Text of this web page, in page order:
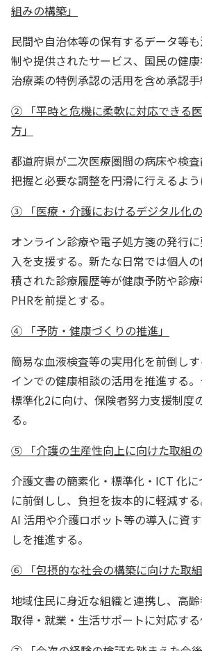
組みの構築」
民間や自治体等の保有するデータ等
制や提供されたサービス、国民の健康
治療薬の特例承認の活用を含め承認手
② 「平時と危機に柔軟に対応できる
方」
都道府県が二次医療圏間の病床や検
把握と必要な調整を円滑に行えるよう
③ 「医療・介護におけるデジタル化の
オンライン診療や電子処方箋の発行
入を支援する。新たな日常では個人
積された診療履歴等が健康予防や診
PHRを前提とする。
④ 「予防・健康づくりの推進」
簡易な血液検査等の実用化を前倒し
インでの健康相談の活用を推進する
標準化2に向け、保険者努力支援制度
る。
⑤ 「介護の生産性向上に向けた取組の
介護文書の簡素化・標準化・ICT 化
に前倒しし、負担を抜本的に軽減す
AI 活用や介護ロボット等の導入に資
しを推進する。
⑥ 「包摂的な社会の構築に向けた取組
地域住民に身近な組織と連携し、高
取得・就業・生活サポートに対応する